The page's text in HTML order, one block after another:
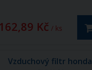
162,89 Kč / ks
Vzduchový filtr honda